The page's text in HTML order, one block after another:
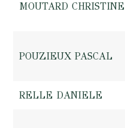
MOUTARD CHRISTINE
POUZIEUX PASCAL
RELLE DANIELE